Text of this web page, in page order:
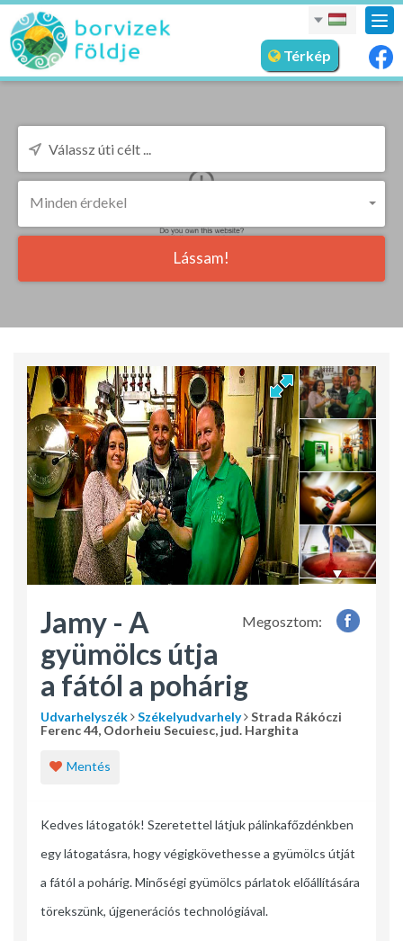
Térkép
Minden érdekel
Lássam!
Megosztom:
Jamy - A
gyümölcs útja
a fától a pohárig
Udvarhelyszék Székelyudvarhely
Strada Rákóczi
Ferenc 44, Odorheiu Secuiesc, jud. Harghita
Mentés
Kedves látogatók! Szeretettel látjuk pálinkafőzdénkben
egy látogatásra, hogy végigkövethesse a gyümölcs útját
a fától a pohárig. Minőségi gyümölcs párlatok előállítására
törekszünk, újgenerációs technológiával.